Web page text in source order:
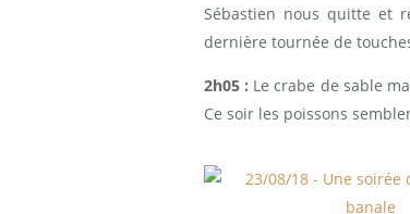
Sébastien nous quitte et
dernière tournée de
2h05 : Le crabe de sable
Ce soir les poissons